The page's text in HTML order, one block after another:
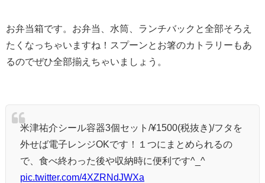
お弁当箱です。お弁当、水筒、ランチバックと全部そろえ
たくなっちゃいますね！スプーンとお箸のカトラリーもあ
るのでぜひ全部揃えちゃいましょう。
米津祐介シール容器3個セット/¥1500(税抜き)/フタを
外せば電子レンジOKです！１つにまとめられるの
で、食べ終わった後や収納時に便利です^_^
pic.twitter.com/4XZRNdJWXa